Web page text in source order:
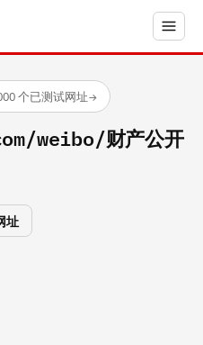
个已测试网址→
weibo/财产公开
址